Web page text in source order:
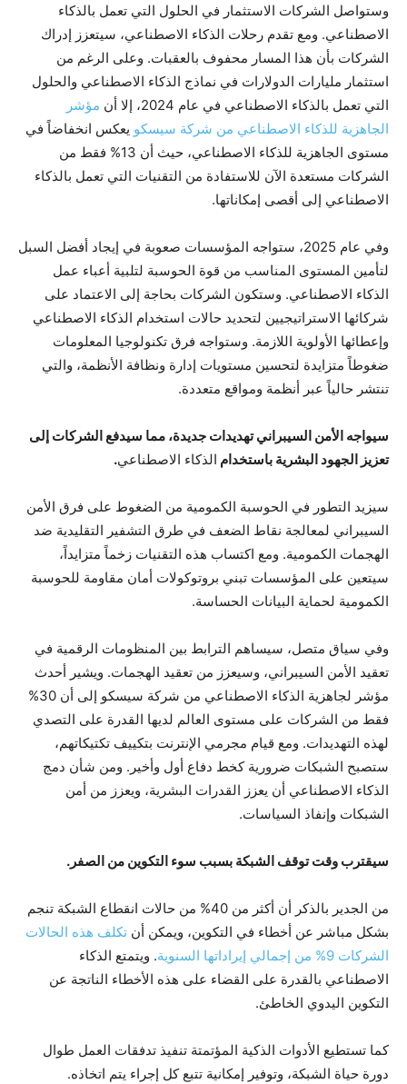
وستواصل الشركات الاستثمار في الحلول التي تعمل بالذكاء
الاصطناعي. ومع تقدم رحلات الذكاء الاصطناعي، سيتعزز إدراك
الشركات بأن هذا المسار محفوف بالعقبات. وعلى الرغم من
استثمار مليارات الدولارات في نماذج الذكاء الاصطناعي والحلول
التي تعمل بالذكاء الاصطناعي في عام 2024، إلا أن
مؤشر
الجاهزية للذكاء الاصطناعي من شركة سيسكو يعكس انخفاضاً في
مستوى الجاهزية للذكاء الاصطناعي، حيث أن 13% فقط من
الشركات مستعدة الآن للاستفادة من التقنيات التي تعمل بالذكاء
الاصطناعي إلى أقصى إمكاناتها.
وفي عام 2025، ستواجه المؤسسات صعوبة في إيجاد أفضل السبل
لتأمين المستوى المناسب من قوة الحوسبة لتلبية أعباء عمل
الذكاء الاصطناعي. وستكون الشركات بحاجة إلى الاعتماد على
شركائها الاستراتيجيين لتحديد حالات استخدام الذكاء الاصطناعي
وإعطائها الأولوية اللازمة. وستواجه فرق تكنولوجيا المعلومات
ضغوطاً متزايدة لتحسين مستويات إدارة ونظافة الأنظمة، والتي
تنتشر حالياً عبر أنظمة ومواقع متعددة.
سيواجه الأمن السيبراني تهديدات جديدة، مما سيدفع الشركات إلى
تعزيز الجهود البشرية باستخدام الذكاء الاصطناعي.
سيزيد التطور في الحوسبة الكمومية من الضغوط على فرق الأمن
السيبراني لمعالجة نقاط الضعف في طرق التشفير التقليدية ضد
الهجمات الكمومية. ومع اكتساب هذه التقنيات زخماً متزايداً،
سيتعين على المؤسسات تبني بروتوكولات أمان مقاومة للحوسبة
الكمومية لحماية البيانات الحساسة.
وفي سياق متصل، سيساهم الترابط بين المنظومات الرقمية في
تعقيد الأمن السيبراني، وسيعزز من تعقيد الهجمات. ويشير أحدث
مؤشر لجاهزية الذكاء الاصطناعي من شركة سيسكو إلى أن 30%
فقط من الشركات على مستوى العالم لديها القدرة على التصدي
لهذه التهديدات. ومع قيام مجرمي الإنترنت بتكييف تكتيكاتهم،
ستصبح الشبكات ضرورية كخط دفاع أول وأخير. ومن شأن دمج
الذكاء الاصطناعي أن يعزز القدرات البشرية، ويعزز من أمن
الشبكات وإنفاذ السياسات.
سيقترب وقت توقف الشبكة بسبب سوء التكوين من الصفر.
من الجدير بالذكر أن أكثر من 40% من حالات انقطاع الشبكة تنجم
بشكل مباشر عن أخطاء في التكوين، ويمكن أن تكلف هذه الحالات
الشركات 9% من إجمالي إيراداتها السنوية
. ويتمتع الذكاء
الاصطناعي بالقدرة على القضاء على هذه الأخطاء الناتجة عن
التكوين اليدوي الخاطئ.
كما تستطيع الأدوات الذكية المؤتمتة تنفيذ تدفقات العمل طوال
دورة حياة الشبكة، وتوفير إمكانية تتبع كل إجراء يتم اتخاذه.